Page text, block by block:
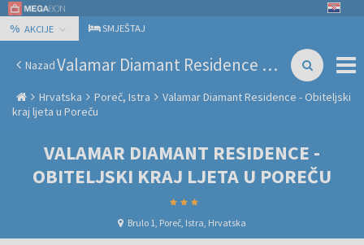
% AKCIJE SMJEŠTAJ
Nazad Valamar Diamant Residence - Obiteljski kraj ljeta u Poreču
Hrvatska Poreč, Istra
Valamar Diamant Residence - Obiteljski
kraj ljeta u Poreču
VALAMAR DIAMANT RESIDENCE -
OBITELJSKI KRAJ LJETA U POREČU
Brulo 1, Poreč, Istra, Hrvatska